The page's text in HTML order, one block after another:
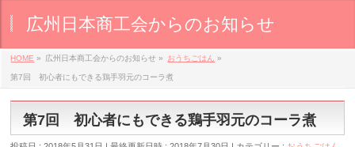
広州日本商工会からのお知らせ
HOME » 広州日本商工会からのお知らせ » おうちごはん »
第7回 初心者にもできる鶏手羽元のコーラ煮
第7回 初心者にもできる鶏手羽元のコーラ煮